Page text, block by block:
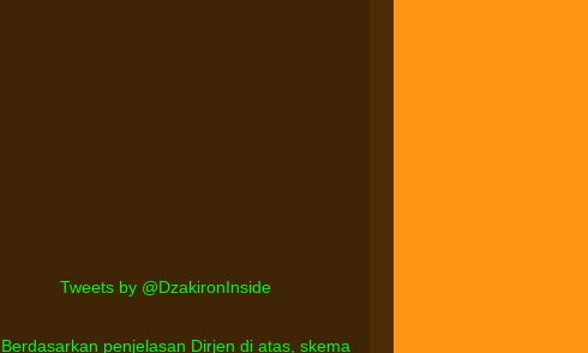
Tweets by @DzakironInside
Berdasarkan penjelasan Dirjen di atas, skema